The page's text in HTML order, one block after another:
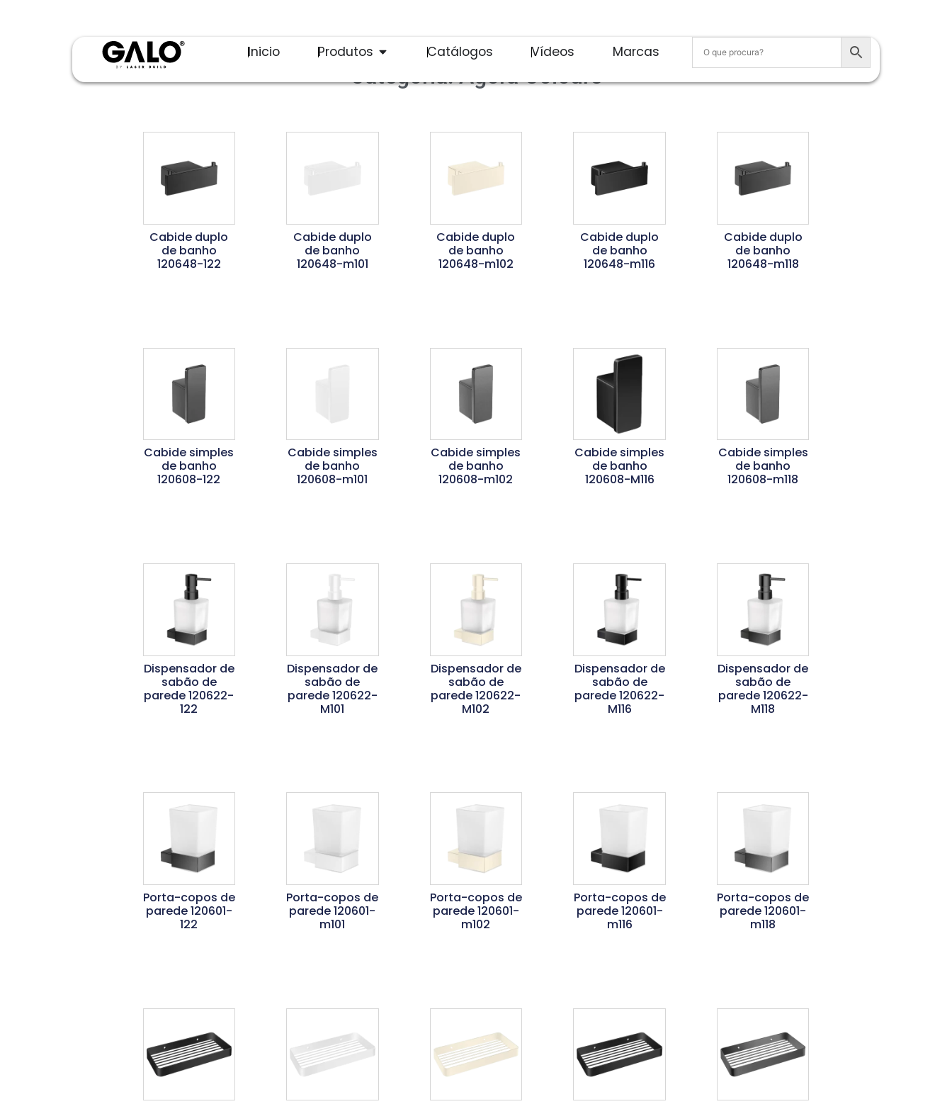
Inicio Produtos Catálogos Vídeos Marcas
Categoria: Agora Colours
Cabide duplo
de banho
120648-122
Cabide duplo
de banho
120648-m101
Cabide duplo
de banho
120648-m102
Cabide duplo
de banho
120648-m116
Cabide duplo
de banho
120648-m118
Cabide simples
de banho
120608-122
Cabide simples
de banho
120608-m101
Cabide simples
de banho
120608-m102
Cabide simples
de banho
120608-M116
Cabide simples
de banho
120608-m118
Dispensador de
sabão de
parede 120622-
122
Dispensador de
sabão de
parede 120622-
M101
Dispensador de
sabão de
parede 120622-
M102
Dispensador de
sabão de
parede 120622-
M116
Dispensador de
sabão de
parede 120622-
M118
Porta-copos de
parede 120601-
122
Porta-copos de
parede 120601-
m101
Porta-copos de
parede 120601-
m102
Porta-copos de
parede 120601-
m116
Porta-copos de
parede 120601-
m118